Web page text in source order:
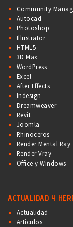
Community
Autocad
Photoshop
Illustrator
HTML5
3D Max
WordPress
Excel
After Effects
Indesign
Dreamweaver
Revit
Joomla
Rhinoceros
Render Mental Ray
Render Vray
Office y Windows
ACTUALIDAD Y
Actualidad
Artículos